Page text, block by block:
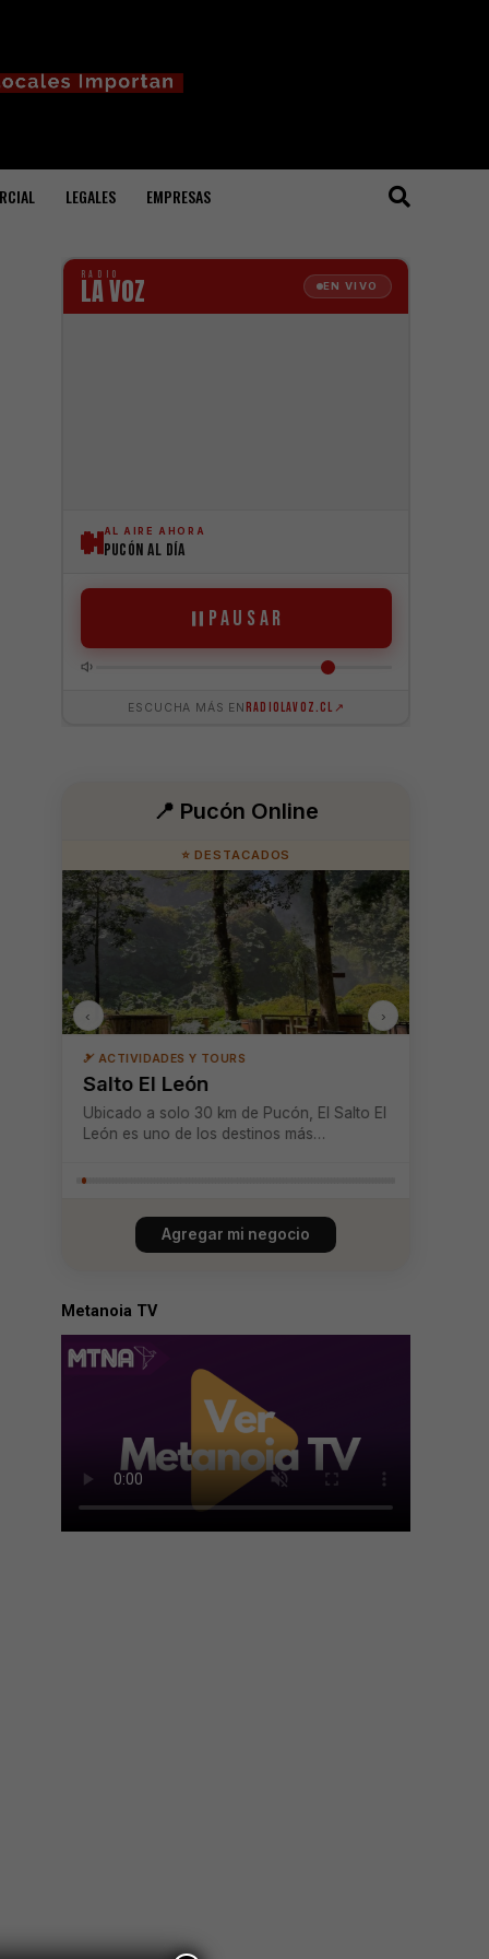
LEGALES EMPRESAS
📍 Pucón Online
⭐ DESTACADOS
🎿 ACTIVIDADES Y TOURS
Salto El León
Ubicado a solo 30 km de Pucón, El Salto El
León es uno de los destinos más
quienes buscan naturaleza, descanso y
destaca por su majestuosa cascada de 95
‹ ›
Agregar mi negocio
Metanoia TV